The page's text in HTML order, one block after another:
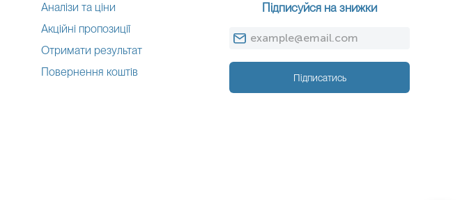
Аналізи та ціни
Акційні пропозиції
Отримати результат
Повернення коштів
Підписуйся на знижки
Підписатись